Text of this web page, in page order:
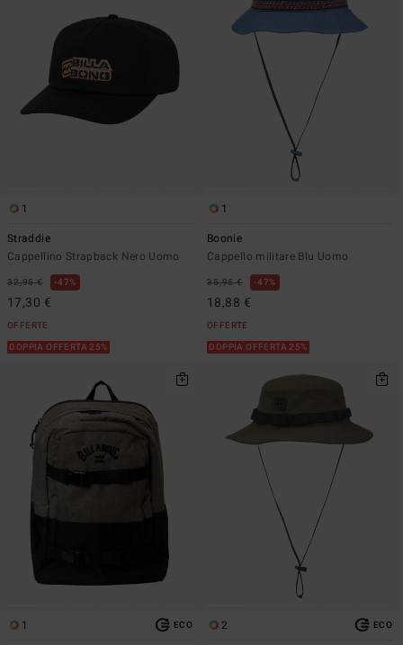
1
Straddie
Cappellino Strapback Nero Uomo
32,95 € 47%
17,30 €
OFFERTE
DOPPIA OFFERTA 25%
1
Boonie
Cappello militare Blu Uomo
35,95 € 47%
18,88 €
OFFERTE
DOPPIA OFFERTA 25%
1 ECO 2 ECO